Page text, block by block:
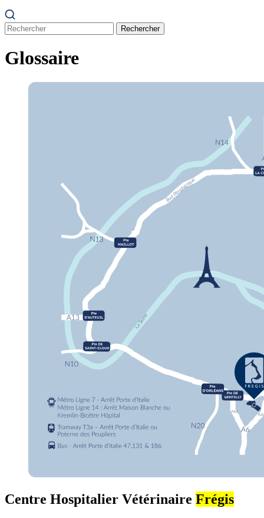
Rechercher
Glossaire
Centre Hospitalier Vétérinaire Frégis